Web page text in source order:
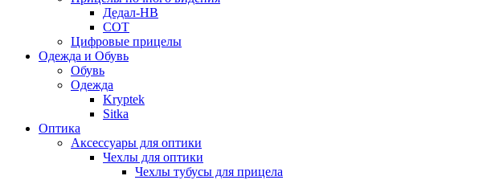
Дедал-НВ
СОТ
Цифровые прицелы
Одежда и Обувь
Обувь
Одежда
Kryptek
Sitka
Оптика
Аксессуары для оптики
Чехлы для оптики
Чехлы тубусы для прицела